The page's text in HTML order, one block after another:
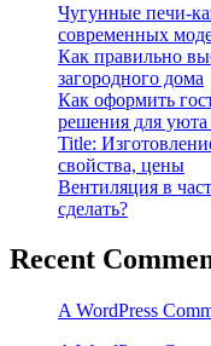
Чугунные печи-
современных
Как правильно
загородного дома
Как оформить
решения для уюта
Title:
свойства, цены
Вентиляция в
сделать?
Recent
A WordPress